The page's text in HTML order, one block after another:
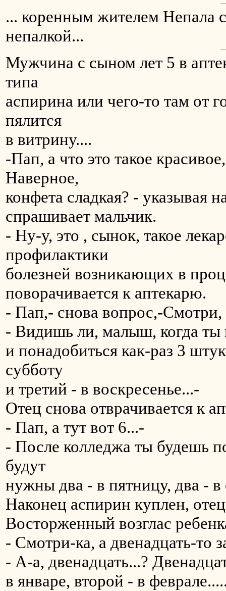
... коренным жителем Непала
непалкой...
Мужчина с сыном лет 5 в
типа
аспирина или чего-то там от
пялится
в витрину....
-Пап, а что это такое
Наверное,
конфета сладкая? - указывая
спрашивает мальчик.
- Ну-у, это , сынок, такое
профилактики
болезней возникающих в
поворачивается к аптекарю.
- Пап,- снова вопрос,-
- Видишь ли, малыш, когда ты
и понадобиться как-раз 3
субботу
и третий - в воскресенье...-
Отец снова отврачивается к
- Пап, а тут вот 6...-
- После колледжа ты будешь
будут
нужны два - в пятницу, два - в
Наконец аспирин куплен,
Восторженный возглас
- Смотри-ка, а двенадцать-то
- A-a, двенадцать...?
в январе, второй - в